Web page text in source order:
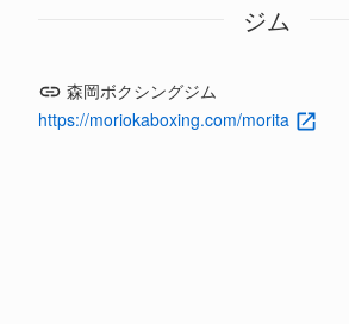
ジム
森岡ボクシングジム
https://moriokaboxing.com/morita